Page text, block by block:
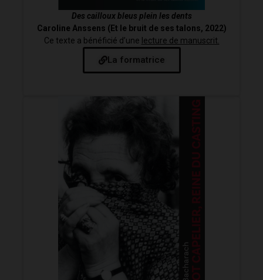
Des cailloux bleus plein les dents
Caroline Anssens (Et le bruit de ses talons, 2022)
Ce texte a bénéficié d’une lecture de manuscrit.
La formatrice